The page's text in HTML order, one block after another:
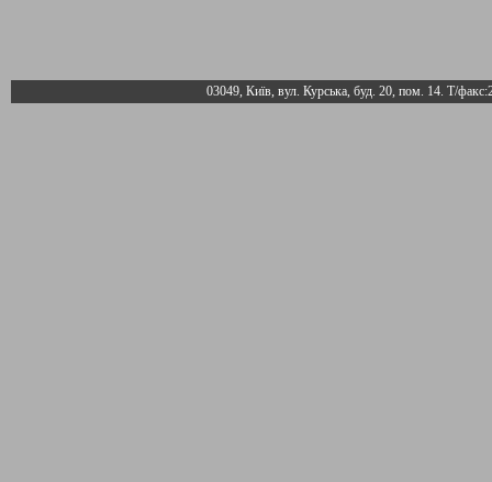
03049, Київ, вул. Курська, буд. 20, пом. 14. Т/